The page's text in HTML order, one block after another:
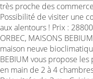
très proche des
Possibilité de visiter une
aux alentours ! Prix :
ORBEC, MAISONS
maison neuve
BEBIUM vous propose
en main de 2 à 4